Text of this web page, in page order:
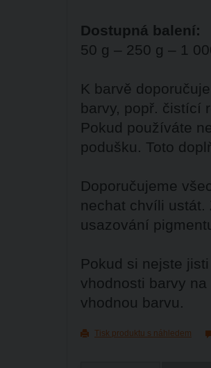
Dostupná balení:
50 g – 250 g – 1
K barvě
barvy, popř. čistící
Pokud používáte
podušku. Toto
Doporučujeme
nechat chvíli
usazování
Pokud si nejste
vhodnosti barvy
vhodnou barvu.
Tisk produktu s náhledem